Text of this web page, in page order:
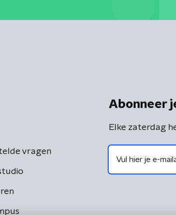
vragen
Abonneer
Elke zaterdag